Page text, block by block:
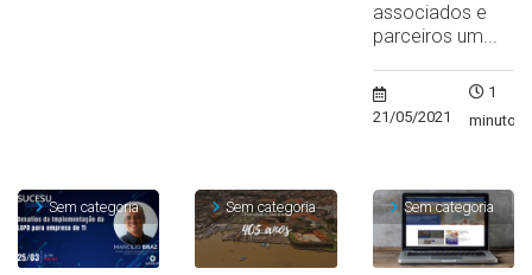
associados e
parceiros um...
21/05/2021
1
minuto
Sem categoria Sem categoria Sem categoria